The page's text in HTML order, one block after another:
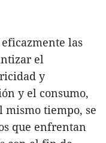
las
el
y
y el consumo,
mismo tiempo, se
que enfrentan